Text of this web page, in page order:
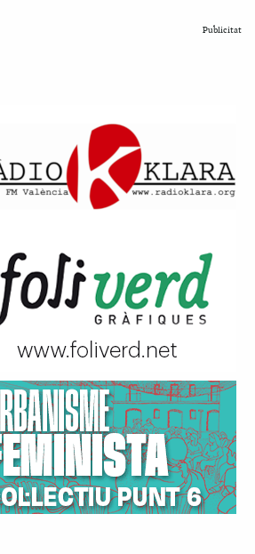
Publicitat